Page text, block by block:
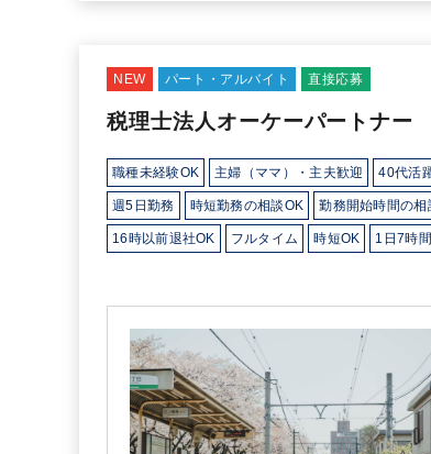
NEW パート・アルバイト 直接応募
税理士法人オーケーパートナー
職種未経験OK 主婦（ママ）・主夫歓迎 40代活
週5日勤務 時短勤務の相談OK 勤務開始時間の相
16時以前退社OK フルタイム 時短OK 1日7時
業界知識・専門用語等のOJT 土日祝休み 完全週